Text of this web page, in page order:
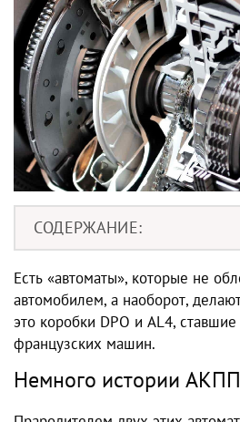
СОДЕРЖАНИЕ
Есть «автоматы», которые не
автомобилем, а наоборот,
это коробки DPO и AL4,
французских машин.
Немного истории